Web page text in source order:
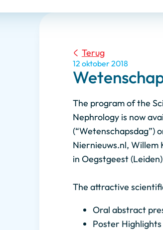
Terug
12 oktober 2018
The program of the
Nephrology is now
(“Wetenschapsdag”)
Niernieuws.nl, Willem
in Oegstgeest
The attractive
Oral abstract
Poster Highlights